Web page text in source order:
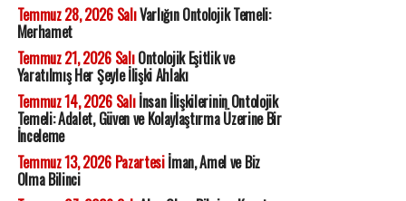
Temmuz 28, 2026 SalıVarlığın Ontolojik Temeli:
Merhamet
Temmuz 21, 2026 SalıOntolojik Eşitlik ve
Yaratılmış Her Şeyle İlişki Ahlakı
Temmuz 14, 2026 Salıİnsan İlişkilerinin Ontolojik
Temeli: Adalet, Güven ve Kolaylaştırma Üzerine Bir
İnceleme
Temmuz 13, 2026 Pazartesiİman, Amel ve Biz
Olma Bilinci